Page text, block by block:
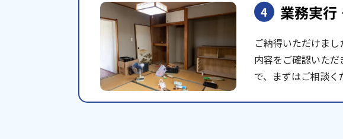
4 業務実行
ご納得いただけま
内容をご確認いた
で、まずはご相談く